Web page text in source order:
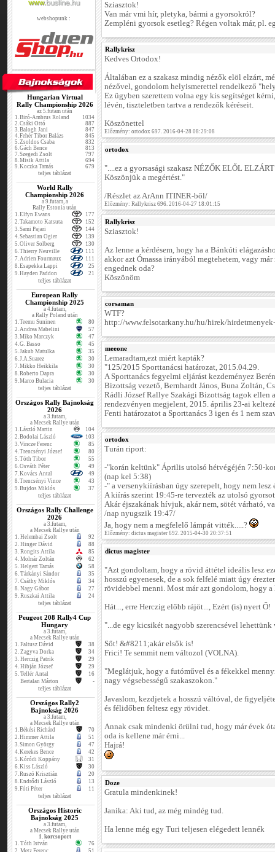
webshopunk :
Hungarian Virtual
Rally Championship 2026
az 5.futam után
1.Biró-Ambrus Roland
1034
2.Csáki Ottó
887
3.Balogh Jani
847
4.Fehér Tibor Balázs
845
5.Zsoldos Csaba
832
6.Gách Bence
813
7.Szegedi Zsolt
797
8.Misik Attila
694
9.Koczka Tamás 679
teljes táblázat
World Rally
Championship 2026
a 9.futam, a
Rally Estonia után
1.Elfyn Ewans
177
2.Takamoto Katsuta
152
3.Sami Pajari
144
4.Sebastian Ogier
139
5.Oliver Solberg
130
6.Thierry Neuville
111
7.Adrien Fourmaux
111
8.Esapekka Lappi
25
9.Hayden Paddon 21
teljes táblázat
European Rally
Championship 2025
a 4.futam,
a Rally Poland után
1.Teemu Suninen
80
2.Andrea Mabelini
57
3.Miko Marczyk
47
4.G. Basso
45
5.Jakub Matulka
35
6.J.A.Suarez
30
7.Mikko Heikkila
30
8.Roberto Dapra
30
9.Marco Bulacia 30
teljes táblázat
Országos Rally Bajnokság
2026
a 3.futam,
a Mecsek Rallye után
1.László Martin
104
2.Bodolai László
103
3.Vincze Ferenc
85
4.Trencsényi József
80
5.Tóth Tibor
55
6.Osváth Péter
49
7.Kovács Antal
49
8.Trencsényi Vince
43
9.Bujdos Miklós 37
teljes táblázat
Országos Rally Challenge
2026
a 3.futam,
a Mecsek Rallye után
1. Helembai Zsolt
92
2. Hinger Dávid
88
3. Rongits Attila
85
4. Molnár Zoltán
62
5. Helgert Tamás
58
6. Tárkányi Sándor
35
7. Csáthy Miklós
34
8. Nagy Gábor
27
9. Ruszkai Attila 24
teljes táblázat
Peugeot 208 Rally4 Cup
Hungary
a 3.futam,
a Mecsek Rallye után
1. Faltusz Dávid
38
2. Zagyva Dorka
34
3. Herczig Patrik
29
4. Hibján József
29
5. Tellér Antal
16
Bertalan Márton
-
teljes táblázat
Országos Rally2
Bajnokság 2026
a 3.futam,
a Mecsek Rallye után
1.Békési Richárd
70
2.Himmer Attila
51
3.Simon György
47
4.Kerekes Bence
42
5.Kóródi Koppány
31
6.Kiss László
30
7.Ruszó Krisztián
20
8.Endrődi László
13
9.Fóti Péter 11
teljes táblázat
Országos Historic
Bajnokság 2025
a 3.futam,
a Mecsek Rallye után
1. korcsoport
1. Tóth István
76
2. Metz Ferenc 51
Sziasztok!
Van már vmi hír, pletyka, bármi a gyorsokról?
Zempléni gyorsok esetleg? Régen voltak már, pl.
Rallykrisz
Kedves Ortodox!
Általában ez a szakasz mindig nézők elöl elzárt,
nézővel, gondolom helyismerettel rendelkező
Ez ügyben szerettem volna egy kis segítséget
lévén, tiszteletben tartva a rendezők kéréseit.
Köszönettel
Előzmény: ortodox 697. 2016-04-28 08:29:08
ortodox
"....ez a gyorsasági szakasz NÉZŐK ELŐL
Köszönjük a megértést."
/Részlet az ArAnn ITINER-ből/
Előzmény: Rallykrisz 696. 2016-04-27 18:01:15
Rallykrisz
Sziasztok!
Az lenne a kérdésem, hogy ha a Bánkúti
akkor azt Ómassa irányából megtehetem, vagy már
engednek oda?
Köszönöm
corsaman
WTF?
http://www.felsotarkany.hu/hu/hirek/
meeone
Lemaradtam,ezt miért kapták?
"125/2015 Sporttanácsi határozat, 2015.04.29.
A Sporttanács fegyelmi eljárást kezdeményez
Bizottság vezető, Bernhardt János, Buna Zoltán,
Rádli József Rallye Szakági Bizottság tagok
rendezvényen megjelent, 2015. április 23-ai
Fenti határozatot a Sporttanács 3 igen és 1 nem
ortodox
Turán riport:
-"korán keltünk" Április utolsó hétvégéjén 7:50-
(nap kel 5:38)
-" a versenykiírásban úgy szerepelt, hogy nem lesz
A kiírás szerint 19:45-re tervezték az utolsó
Akár éjszakának hívjuk, akár nem, sötét várható,
/nap nyugszik 19:47/
Ja, hogy nem a megfelelő lámpát vitték.....?
Előzmény: dictus magister 692. 2015-04-30 20:37:51
dictus magister
"Azt gondoltam, hogy a rövid áttétel ideális lesz
hosszú egyenesek, de a sok felfelé miatt úgy
rövidebbel menni. Most már azt gondolom, hogy
Hát..., erre Herczig előbb rájöt..., Ezért (is) nyert Ő!
"...de egy kicsikét nagyobb szerencsével
Sőt! &#8211;akár elsők is!
Frici! Te semmit nem változol (VOLNA).
"Meglátjuk, hogy a futóművel és a fékekkel
nagy végsebességű szakaszokon."
Javaslom, kezdjetek a hosszú váltóval, de
és félidőben feltesz egy rövidet.
Annak csak mindenki örülni tud, hogy már évek
oda is kellene már érni...
Hajrá!
Doze
Gratula mindenkinek!
Janika: Aki tud, az még mindég tud.
Ha lenne még egy Turi teljesen elégedett lennék